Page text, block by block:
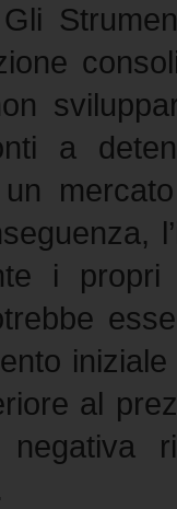
a
i
al